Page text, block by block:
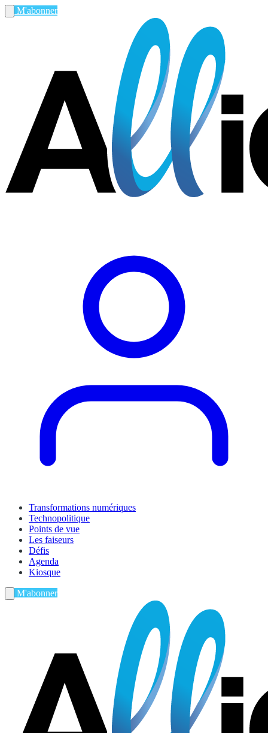
M'abonner
Transformations numériques
Technopolitique
Points de vue
Les faiseurs
Défis
Agenda
Kiosque
M'abonner